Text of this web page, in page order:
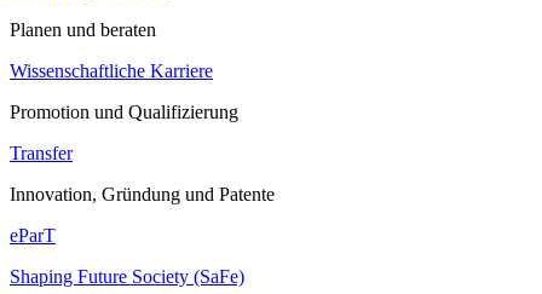
Planen und beraten
Wissenschaftliche Karriere
Promotion und Qualifizierung
Transfer
Innovation, Gründung und Patente
eParT
Shaping Future Society (SaFe)